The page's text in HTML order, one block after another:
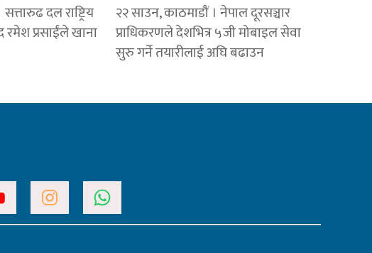
दल राष्ट्रिय
रमेश प्रसाईंले खाना
२२ साउन, काठमाडाैं । नेपाल दूरसञ्चार
प्राधिकरणले देशभित्र ५जी मोबाइल सेवा
सुरु गर्ने तयारीलाई अघि बढाउन